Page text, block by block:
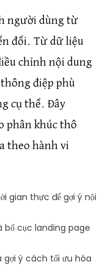
người dùng từ
đổi. Từ dữ liệu
chỉnh nội dung
điệp phù
cụ thể. Đây
phân khúc thô
theo hành vi
gian thực để gợi ý nội
bố cục landing page
gợi ý cách tối ưu hóa